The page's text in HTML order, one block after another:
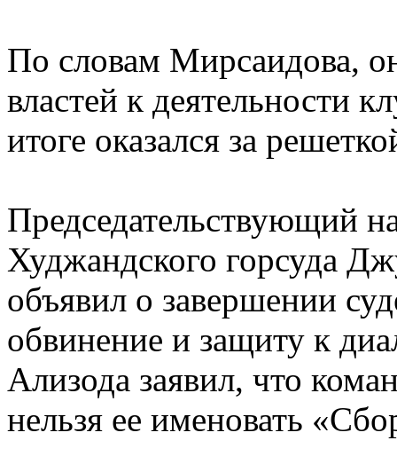
По словам Мирсаидова,
властей к деятельности
итоге оказался за
Председательствующий
Худжандского горсуда
объявил о завершении
обвинение и защиту к
Ализода заявил, что
нельзя ее именовать